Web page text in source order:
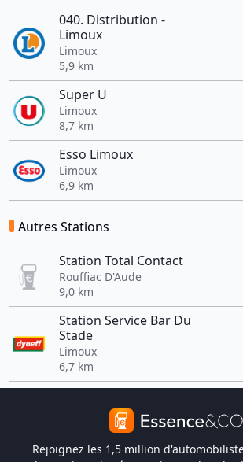
040. Distribution -
Limoux
Limoux
5,9 km
Super U
Limoux
8,7 km
Esso Limoux
Limoux
6,9 km
Autres Stations
Station Total Contact
Rouffiac D'Aude
9,0 km
Station Service Bar Du
Stade
Limoux
6,7 km
Rejoignez les 1,5 million